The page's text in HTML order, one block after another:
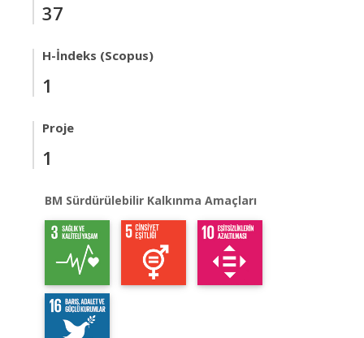
37
H-İndeks (Scopus)
1
Proje
1
BM Sürdürülebilir Kalkınma Amaçları